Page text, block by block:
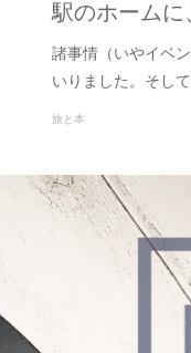
駅のホーム
諸事情（いやイベ
いりました。そし
旅と本